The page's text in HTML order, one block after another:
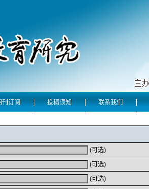
刊订阅 投稿须知 联系我们
(可选)
(可选)
(可选)